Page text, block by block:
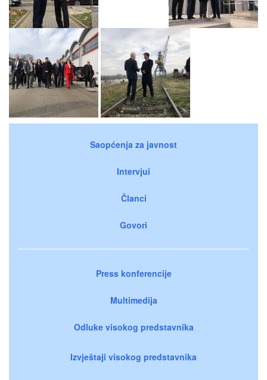
Saopćenja za javnost
Intervjui
Članci
Govori
Press konferencije
Multimedija
Odluke visokog predstavnika
Izvještaji visokog predstavnika